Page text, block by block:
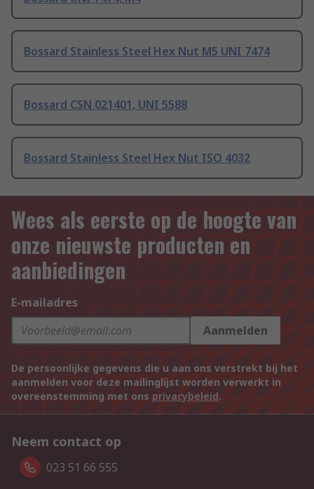
Bossard Stainless Steel Hex Nut M5 UNI 7474
Bossard CSN 021401, UNI 5588
Bossard Stainless Steel Hex Nut ISO 4032
Wees als eerste op de hoogte van
onze nieuwste producten en
aanbiedingen
E-mailadres
Aanmelden
De persoonlijke gegevens die u aan ons verstrekt bij het
aanmelden voor deze mailinglijst worden verwerkt in
overeenstemming met ons privacybeleid.
Neem contact op
023 51 66 555